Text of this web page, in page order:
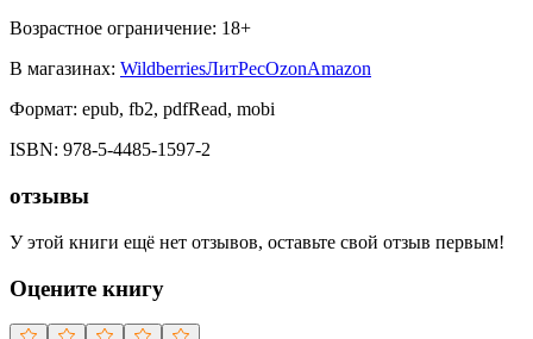
Возрастное ограничение: 18+
В магазинах: WildberriesЛитРесOzonAmazon
Формат: epub, fb2, pdfRead, mobi
ISBN: 978-5-4485-1597-2
отзывы
У этой книги ещё нет отзывов, оставьте свой отзыв первым!
Оцените книгу